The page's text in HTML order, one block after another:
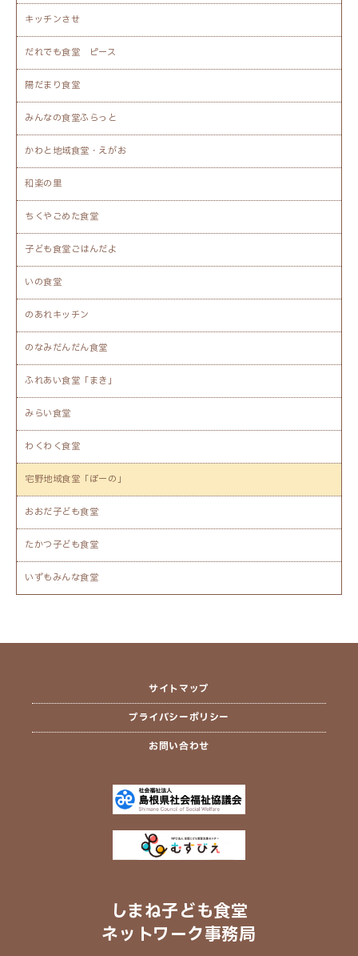
キッチンさせ
だれでも食堂 ピース
陽だまり食堂
みんなの食堂ふらっと
かわと地域食堂・えがお
和楽の里
ちくやごめた食堂
子ども食堂ごはんだよ
いの食堂
のあれキッチン
のなみだんだん食堂
ふれあい食堂「まき」
みらい食堂
わくわく食堂
宅野地域食堂「ぼーの」
おおだ子ども食堂
たかつ子ども食堂
いずもみんな食堂
サイトマップ
プライバシーポリシー
お問い合わせ
しまね子ども食堂
ネットワーク事務局